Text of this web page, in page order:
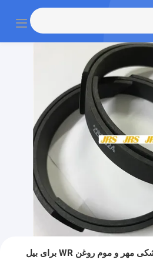
2259524 حلقه سایش مشکی مهر و موم روغن WR برای بیل